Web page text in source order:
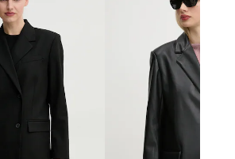
Tabela rozmiarów